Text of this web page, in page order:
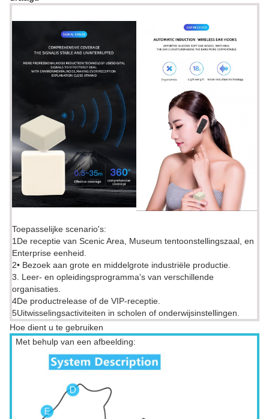
Toepasselijke scenario's:
1De receptie van Scenic Area, Museum tentoonstellingszaal, en
Enterprise eenheid.
2• Bezoek aan grote en middelgrote industriële productie.
3. Leer- en opleidingsprogramma's van verschillende
organisaties.
4De productrelease of de VIP-receptie.
5Uitwisselingsactiviteiten in scholen of onderwijsinstellingen.
Hoe dient u te gebruiken
Met behulp van een afbeelding: